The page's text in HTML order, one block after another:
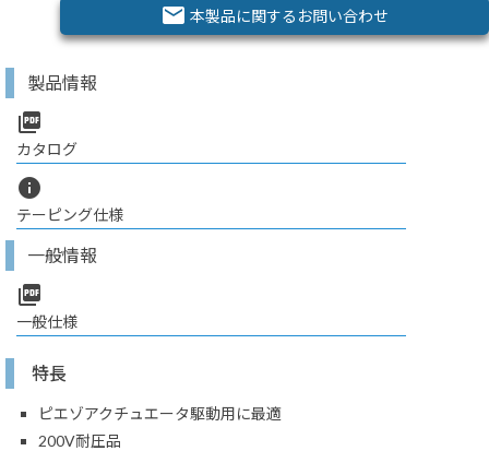
email 本製品に関するお問い合わせ
製品情報
picture_as_pdf
カタログ
info
テーピング仕様
一般情報
picture_as_pdf
一般仕様
特長
ピエゾアクチュエータ駆動用に最適
200V耐圧品